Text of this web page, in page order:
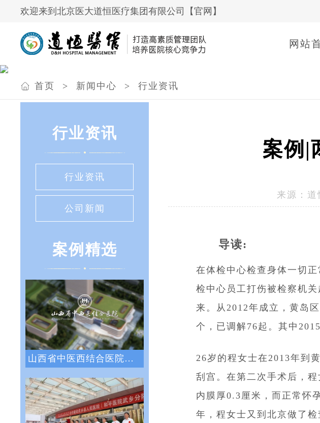
欢迎来到北京医大道恒医疗集团有限公司【官网】
网站
首页 > 新闻中心 > 行业资讯
行业资讯
行业资讯
公司新闻
案例精选
山西省中医西结合医院战略绩效管理咨询项目
案例|
来源： 道
导读:
在体检中心检查身体一切
检中心员工打伤被检察机
来。从2012年成立，黄岛
个，已调解76起。其中
26岁的程女士在2013年到
刮宫。在第二次手术后，
内膜厚0.3厘米，而正常怀
年，程女士又到北京做了